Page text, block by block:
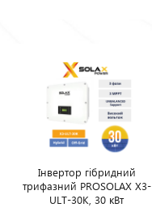
Інвертор гібридний
трифазний PROSOLAX X3-
ULT-30K, 30 кВт